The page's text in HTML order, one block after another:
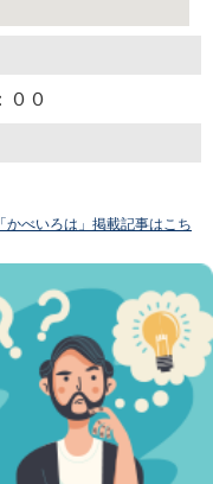
００
べいろは」掲載記事はこち